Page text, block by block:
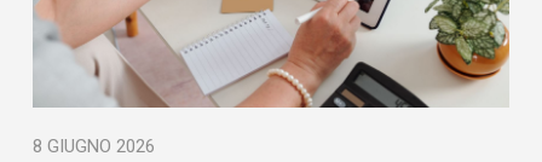
8 GIUGNO 2026